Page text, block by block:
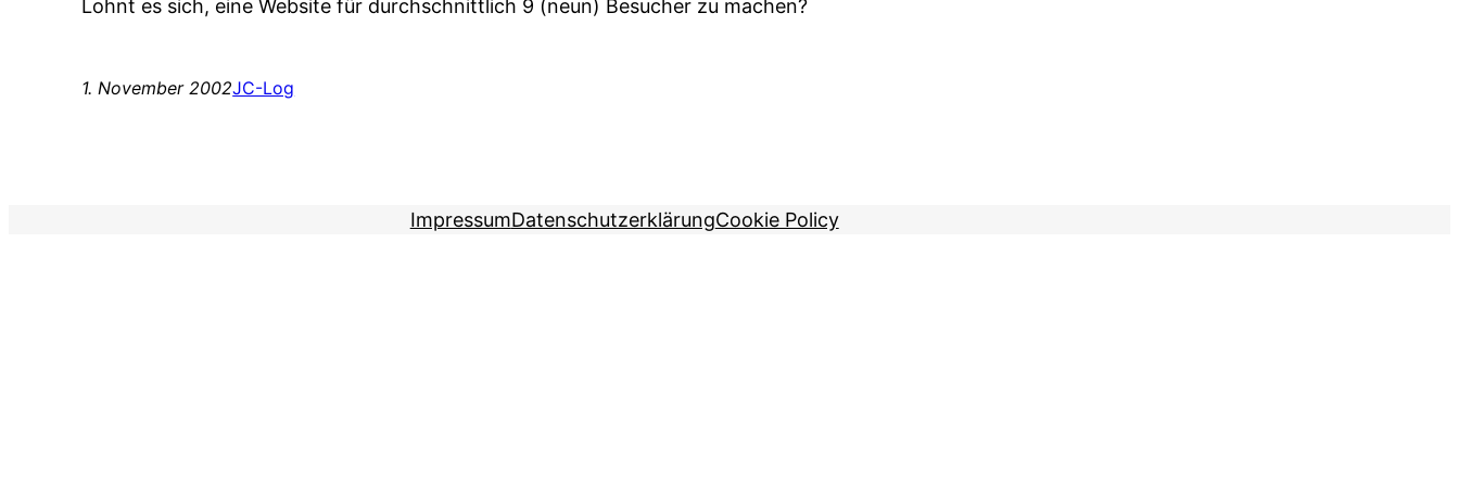
Lohnt es sich, eine Website für durchschnittlich 9 (neun) Besucher zu machen?
1. November 2002JC-Log
ImpressumDatenschutzerklärungCookie Policy